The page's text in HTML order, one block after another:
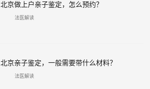
北京做上户亲子鉴定，怎么预约？
法医解读
北京亲子鉴定，一般需要带什么材料？
法医解读